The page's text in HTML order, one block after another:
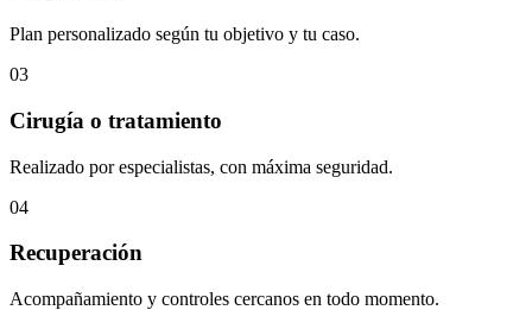
Plan personalizado según tu objetivo y tu caso.
03
Cirugía o tratamiento
Realizado por especialistas, con máxima seguridad.
04
Recuperación
Acompañamiento y controles cercanos en todo momento.